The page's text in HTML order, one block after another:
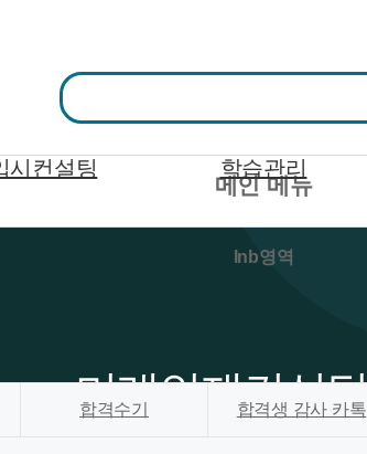
메인 메뉴
lnb영역
미래인재컨설
합격수기 합격생 감사 카톡
시컨설팅 학습관리